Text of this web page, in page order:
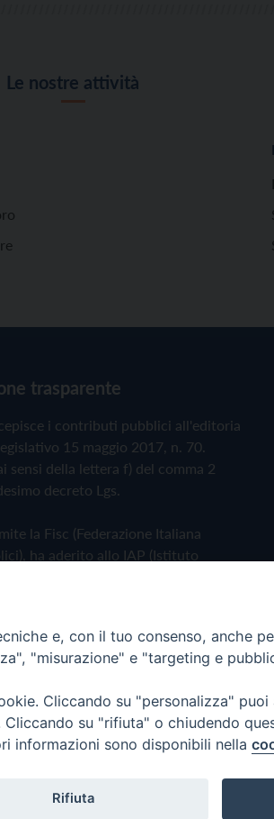
Le nostre attività
trasparente
i contributi pubblici all'editoria
15 maggio 2017, n. 70.
sensi della lettera f) del comma 2
decreto Lgs.
la Fisc (Federazione Italiana
ha aderito allo IAP (Istituto
Cookie Policye, con il tuo consenso, anche
"misurazione" e "targeting e
Cliccando su "personalizza"
su "rifiuta" o chiudendo
informazioni sono disponibili nella
Rifiuta